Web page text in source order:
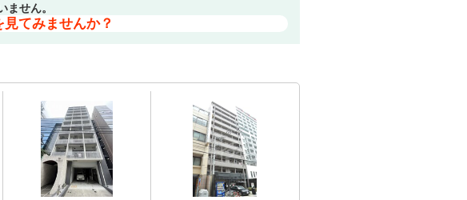
ません。
てみませんか？